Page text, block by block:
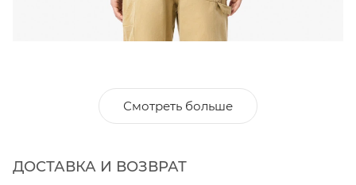
Смотреть больше
ДОСТАВКА И ВОЗВРАТ